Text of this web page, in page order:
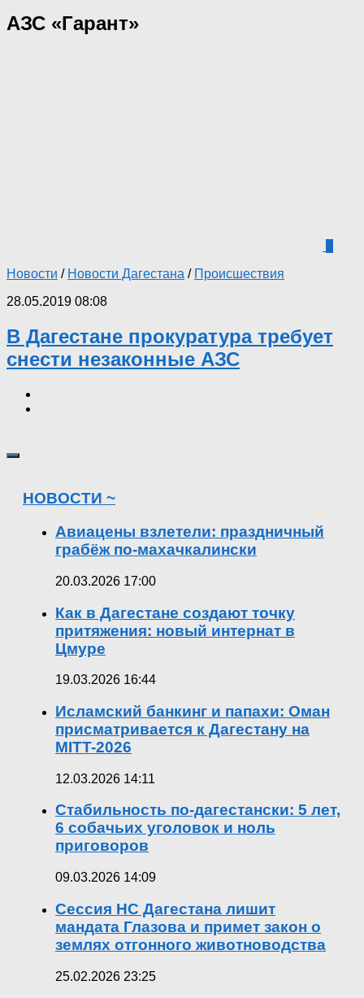
АЗС «Гарант»
Новости / Новости Дагестана / Происшествия
28.05.2019 08:08
В Дагестане прокуратура требует
снести незаконные АЗС
НОВОСТИ ~
Авиацены взлетели: праздничный
грабёж по-махачкалински
20.03.2026 17:00
Как в Дагестане создают точку
притяжения: новый интернат в
Цмуре
19.03.2026 16:44
Исламский банкинг и папахи: Оман
присматривается к Дагестану на
MITT-2026
12.03.2026 14:11
Стабильность по-дагестански: 5 лет,
6 собачьих уголовок и ноль
приговоров
09.03.2026 14:09
Сессия НС Дагестана лишит
мандата Глазова и примет закон о
землях отгонного животноводства
25.02.2026 23:25